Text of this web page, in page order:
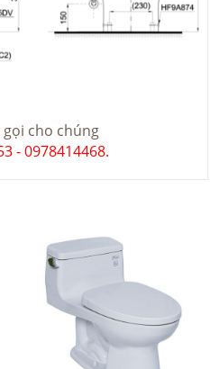
gọi cho chúng
- 0978414468.